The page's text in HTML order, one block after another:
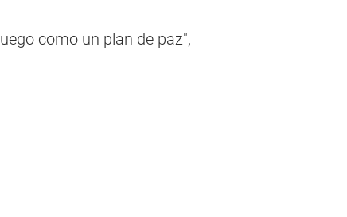
como un plan de paz",